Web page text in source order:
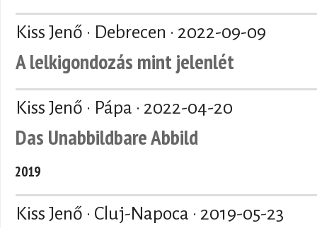
Kiss Jenő · Debrecen · 2022-09-09
A lelkigondozás mint jelenlét
Kiss Jenő · Pápa · 2022-04-20
Das Unabbildbare Abbild
2019
Kiss Jenő · Cluj-Napoca · 2019-05-23